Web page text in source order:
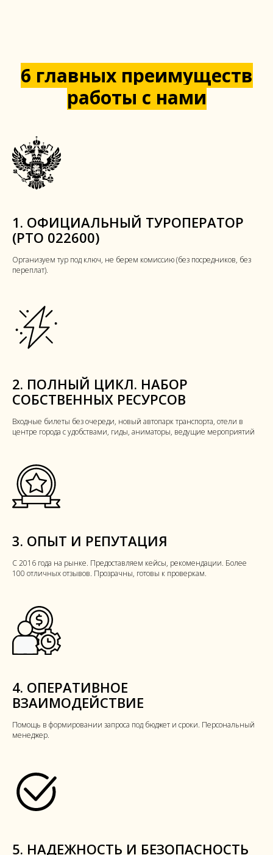
6 главных преимуществ
работы с нами
1. ОФИЦИАЛЬНЫЙ ТУРОПЕРАТОР
(РТО 022600)
Организуем тур под ключ, не берем комиссию (без посредников, без
переплат).
2. ПОЛНЫЙ ЦИКЛ. НАБОР
СОБСТВЕННЫХ РЕСУРСОВ
Входные билеты без очереди, новый автопарк транспорта, отели в
центре города с удобствами, гиды, аниматоры, ведущие мероприятий
3. ОПЫТ И РЕПУТАЦИЯ
С 2016 года на рынке. Предоставляем кейсы, рекомендации. Более
100 отличных отзывов. Прозрачны, готовы к проверкам.
4. ОПЕРАТИВНОЕ
ВЗАИМОДЕЙСТВИЕ
Помощь в формировании запроса под бюджет и сроки. Персональный
менеджер.
5. НАДЕЖНОСТЬ И БЕЗОПАСНОСТЬ